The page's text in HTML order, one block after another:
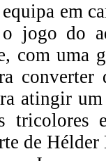
em
jogo do
com uma
atingir
de